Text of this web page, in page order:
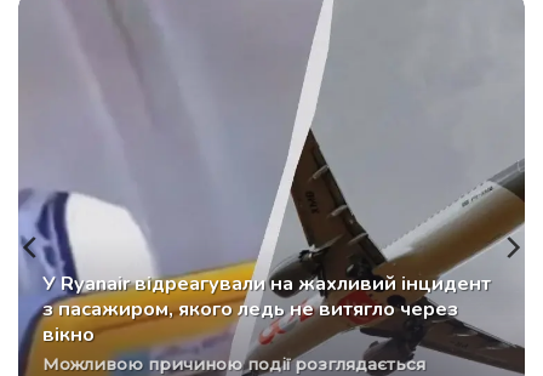
У Ryanair відреагували на жахливий інцидент
з пасажиром, якого ледь не витягло через
вікно
Можливою причиною події розглядається